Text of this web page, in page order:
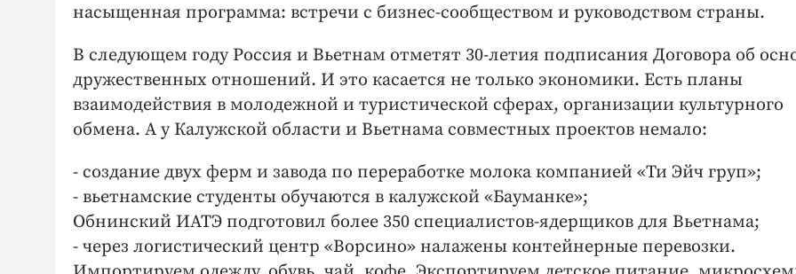
насыщенная программа: встречи с бизнес-сообществом и руководством
В следующем году Россия и Вьетнам отметят 30-летия подписания Договора об
дружественных отношений. И это касается не только экономики. Есть планы
взаимодействия в молодежной и туристической сферах, организации культурного
обмена. А у Калужской области и Вьетнама совместных проектов немало:
- создание двух ферм и завода по переработке молока компанией «Ти Эйч груп»;
- вьетнамские студенты обучаются в калужской «Бауманке»;
Обнинский ИАТЭ подготовил более 350 специалистов-ядерщиков для Вьетнама;
- через логистический центр «Ворсино» налажены контейнерные перевозки.